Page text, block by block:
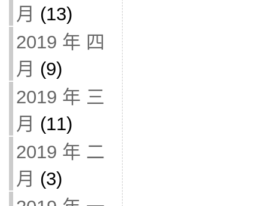
月 (13)
2019 年 四
月 (9)
2019 年 三
月 (11)
2019 年 二
月 (3)